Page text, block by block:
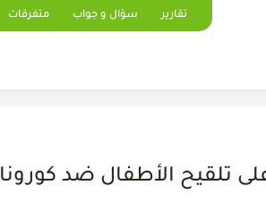
تقارير سؤال و جواب متفرقات
تلقيح الأطفال ضد كورونا